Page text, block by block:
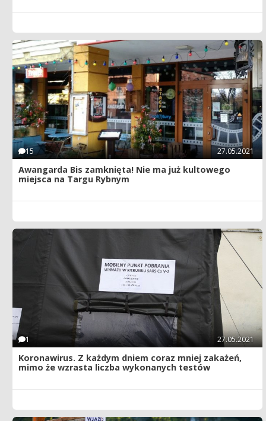
15 27.05.2021
Awangarda Bis zamknięta! Nie ma już kultowego
miejsca na Targu Rybnym
1 27.05.2021
Koronawirus. Z każdym dniem coraz mniej zakażeń,
mimo że wzrasta liczba wykonanych testów